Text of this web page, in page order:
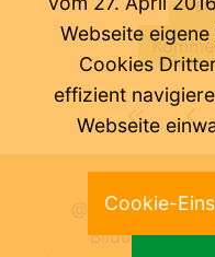
@
Webseite
Cookies
effizient
Webseite
Cookie-